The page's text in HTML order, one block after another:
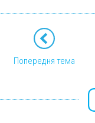
Попередня тема